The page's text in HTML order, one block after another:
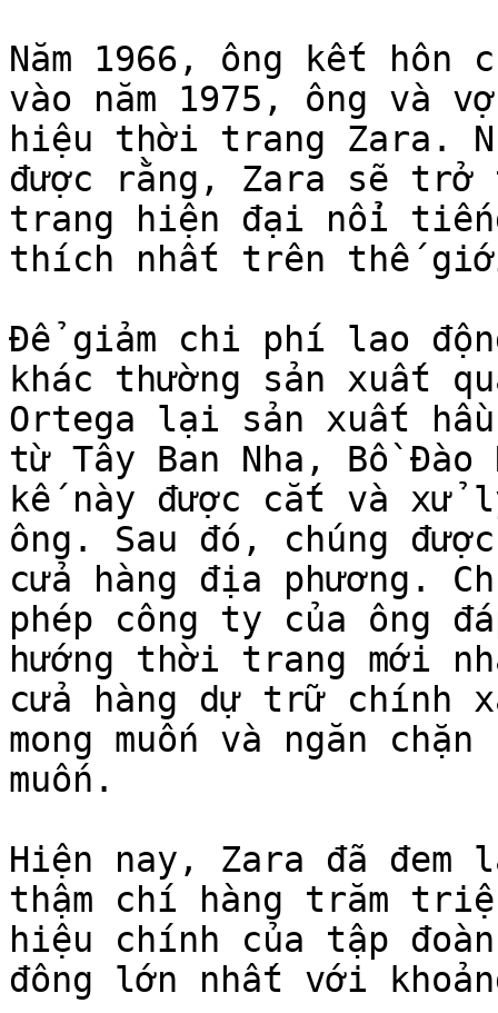
Năm 1966, ông kết hôn
vào năm 1975, ông và
hiệu thời trang Zara.
được rằng, Zara sẽ trở
trang hiện đại nổi
thích nhất trên thế
Để giảm chi phí lao
khác thường sản xuất
Ortega lại sản xuất hầu
từ Tây Ban Nha, Bồ
kế này được cắt và xử
ông. Sau đó, chúng
cửa hàng địa phương.
phép công ty của ông
hướng thời trang mới
cửa hàng dự trữ chính
mong muốn và ngăn
muốn.
Hiện nay, Zara đã đem
thậm chí hàng trăm
hiệu chính của tập
đông lớn nhất với